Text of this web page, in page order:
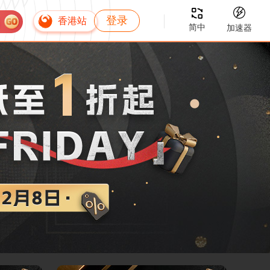
香港站 登录
简中 加速器